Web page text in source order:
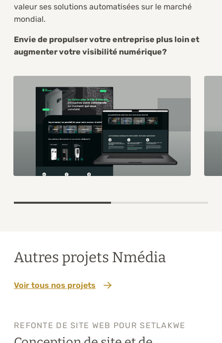
valeur ses solutions automatisées sur le marché
mondial.
Envie de propulser votre entreprise plus loin et
augmenter votre visibilité numérique?
Autres projets Nmédia
Voir tous nos projets
REFONTE DE SITE WEB POUR SETLAKWE